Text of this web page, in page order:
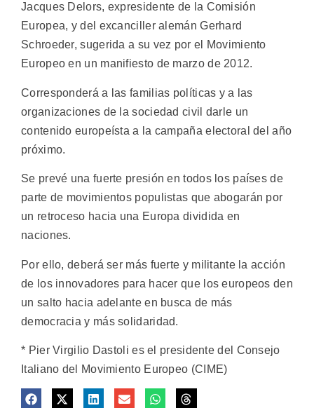
Jacques Delors, expresidente de la Comisión
Europea, y del excanciller alemán Gerhard
Schroeder, sugerida a su vez por el Movimiento
Europeo en un manifiesto de marzo de 2012.
Corresponderá a las familias políticas y a las
organizaciones de la sociedad civil darle un
contenido europeísta a la campaña electoral del año
próximo.
Se prevé una fuerte presión en todos los países de
parte de movimientos populistas que abogarán por
un retroceso hacia una Europa dividida en
naciones.
Por ello, deberá ser más fuerte y militante la acción
de los innovadores para hacer que los europeos den
un salto hacia adelante en busca de más
democracia y más solidaridad.
* Pier Virgilio Dastoli es el presidente del Consejo
Italiano del Movimiento Europeo (CIME)